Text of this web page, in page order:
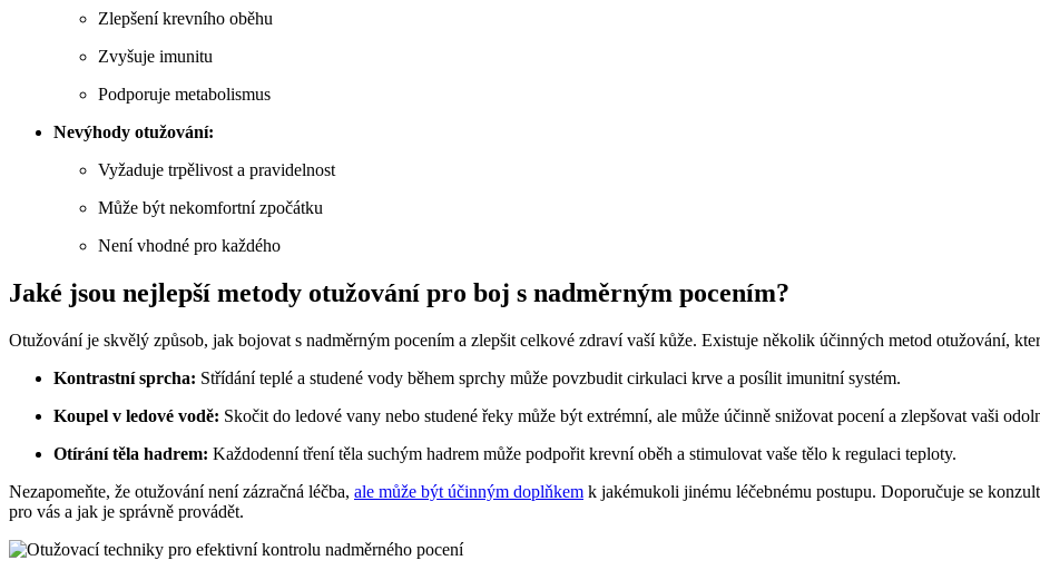
Zlepšení krevního oběhu
Zvyšuje imunitu
Podporuje metabolismus
Nevýhody otužování:
Vyžaduje trpělivost a pravidelnost
Může být nekomfortní zpočátku
Není vhodné pro každého
Jaké jsou nejlepší metody otužování pro boj s nadměrným pocením?
Otužování je skvělý způsob, jak bojovat s nadměrným pocením a zlepšit celkové zdraví vaší kůže. Existuje několik účinných metod otužování,
Kontrastní sprcha: Střídání teplé a studené vody během sprchy může povzbudit cirkulaci krve a posílit imunitní systém.
Koupel v ledové vodě: Skočit do ledové vany nebo studené řeky může být extrémní, ale může účinně snižovat pocení a zlepšovat vaši
Otírání těla hadrem: Každodenní tření těla suchým hadrem může podpořit krevní oběh a stimulovat vaše tělo k regulaci teploty.
Nezapomeňte, že otužování není zázračná léčba, ale může být účinným doplňkem k jakémukoli jinému léčebnému postupu. Doporučuje se
pro vás a jak je správně provádět.